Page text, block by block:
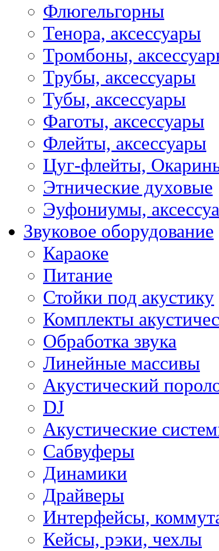
Флюгельгорны
Тенора, аксессуары
Тромбоны,
Трубы, аксессуары
Тубы, аксессуары
Фаготы, аксессуары
Флейты, аксессуары
Цуг-флейты,
Этнические духовые
Эуфониумы,
Звуковое оборудование
Караоке
Питание
Стойки под акустику
Комплекты
Обработка звука
Линейные массивы
Акустический
DJ
Акустические
Сабвуферы
Динамики
Драйверы
Интерфейсы,
Кейсы, рэки, чехлы